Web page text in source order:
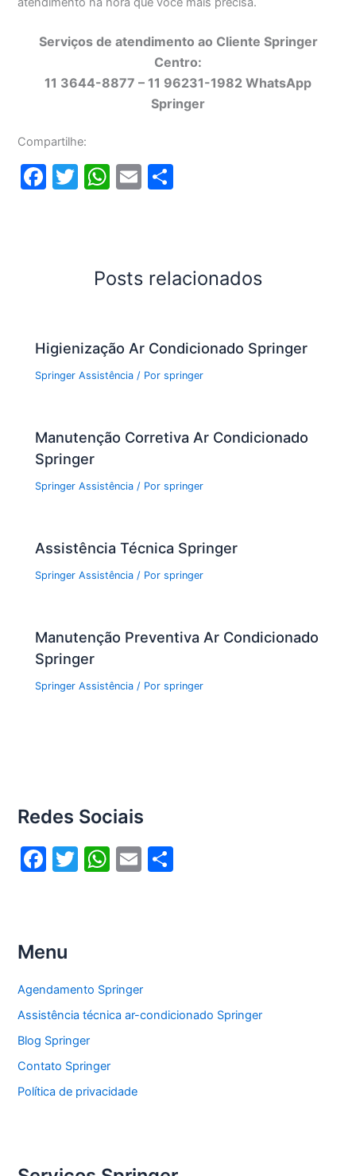
Serviços de atendimento ao Cliente Springer
Centro:
11 3644-8877 – 11 96231-1982 WhatsApp
Springer
Compartilhe:
F
k
T
W
A
E
Posts relacionados
Higienização Ar Condicionado Springer
Springer Assistência / Porspringer
Manutenção Corretiva Ar Condicionado
Springer
Springer Assistência / Porspringer
Assistência Técnica Springer
Springer Assistência / Porspringer
Manutenção Preventiva Ar Condicionado
Springer
Springer Assistência / Porspringer
Redes Sociais
F
b
o
o
k
T
W
p
p
E
Menu
Agendamento Springer
Assistência técnica ar-condicionado Springer
Blog Springer
Contato Springer
Política de privacidade